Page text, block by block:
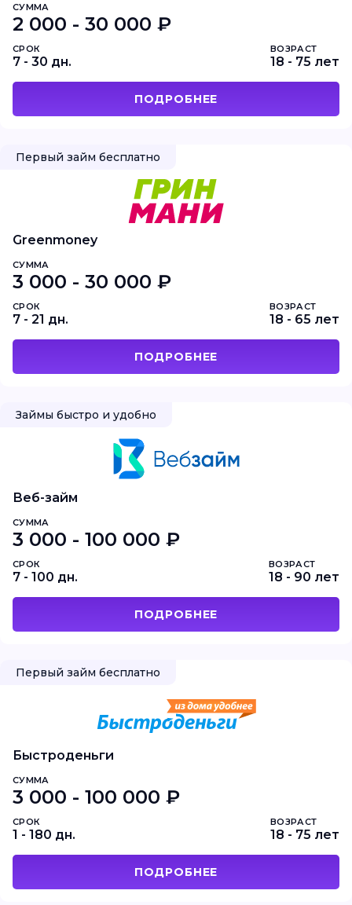
СУММА
2 000 - 30 000 ₽
СРОК
7 - 30 дн.
ВОЗРАСТ
18 - 75 лет
ПОДРОБНЕЕ
Первый займ бесплатно
Greenmoney
СУММА
3 000 - 30 000 ₽
СРОК
7 - 21 дн.
ВОЗРАСТ
18 - 65 лет
ПОДРОБНЕЕ
Займы быстро и удобно
Веб-займ
СУММА
3 000 - 100 000 ₽
СРОК
7 - 100 дн.
ВОЗРАСТ
18 - 90 лет
ПОДРОБНЕЕ
Первый займ бесплатно
Быстроденьги
СУММА
3 000 - 100 000 ₽
СРОК
1 - 180 дн.
ВОЗРАСТ
18 - 75 лет
ПОДРОБНЕЕ